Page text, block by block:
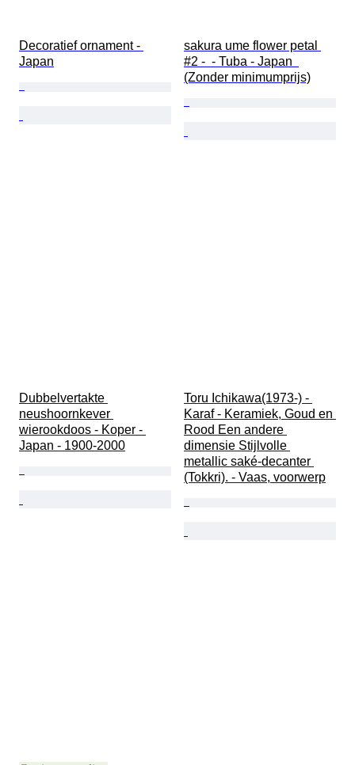
Decoratief ornament -
Japan
sakura ume flower petal
#2 -  - Tuba - Japan
(Zonder minimumprijs)
Dubbelvertakte
neushoornkever
wierookdoos - Koper -
Japan - 1900-2000
Toru Ichikawa(1973-) -
Karaf - Keramiek, Goud en
Rood Een andere
dimensie Stijlvolle
metallic saké-decanter
(Tokkri). - Vaas, voorwerp